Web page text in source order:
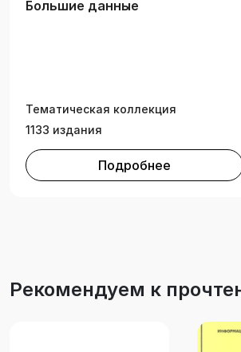
Большие данные
Тематическая коллекция
1133 издания
Подробнее
Рекомендуем к